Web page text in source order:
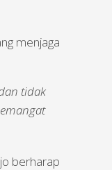
menjaga
tidak
berharap